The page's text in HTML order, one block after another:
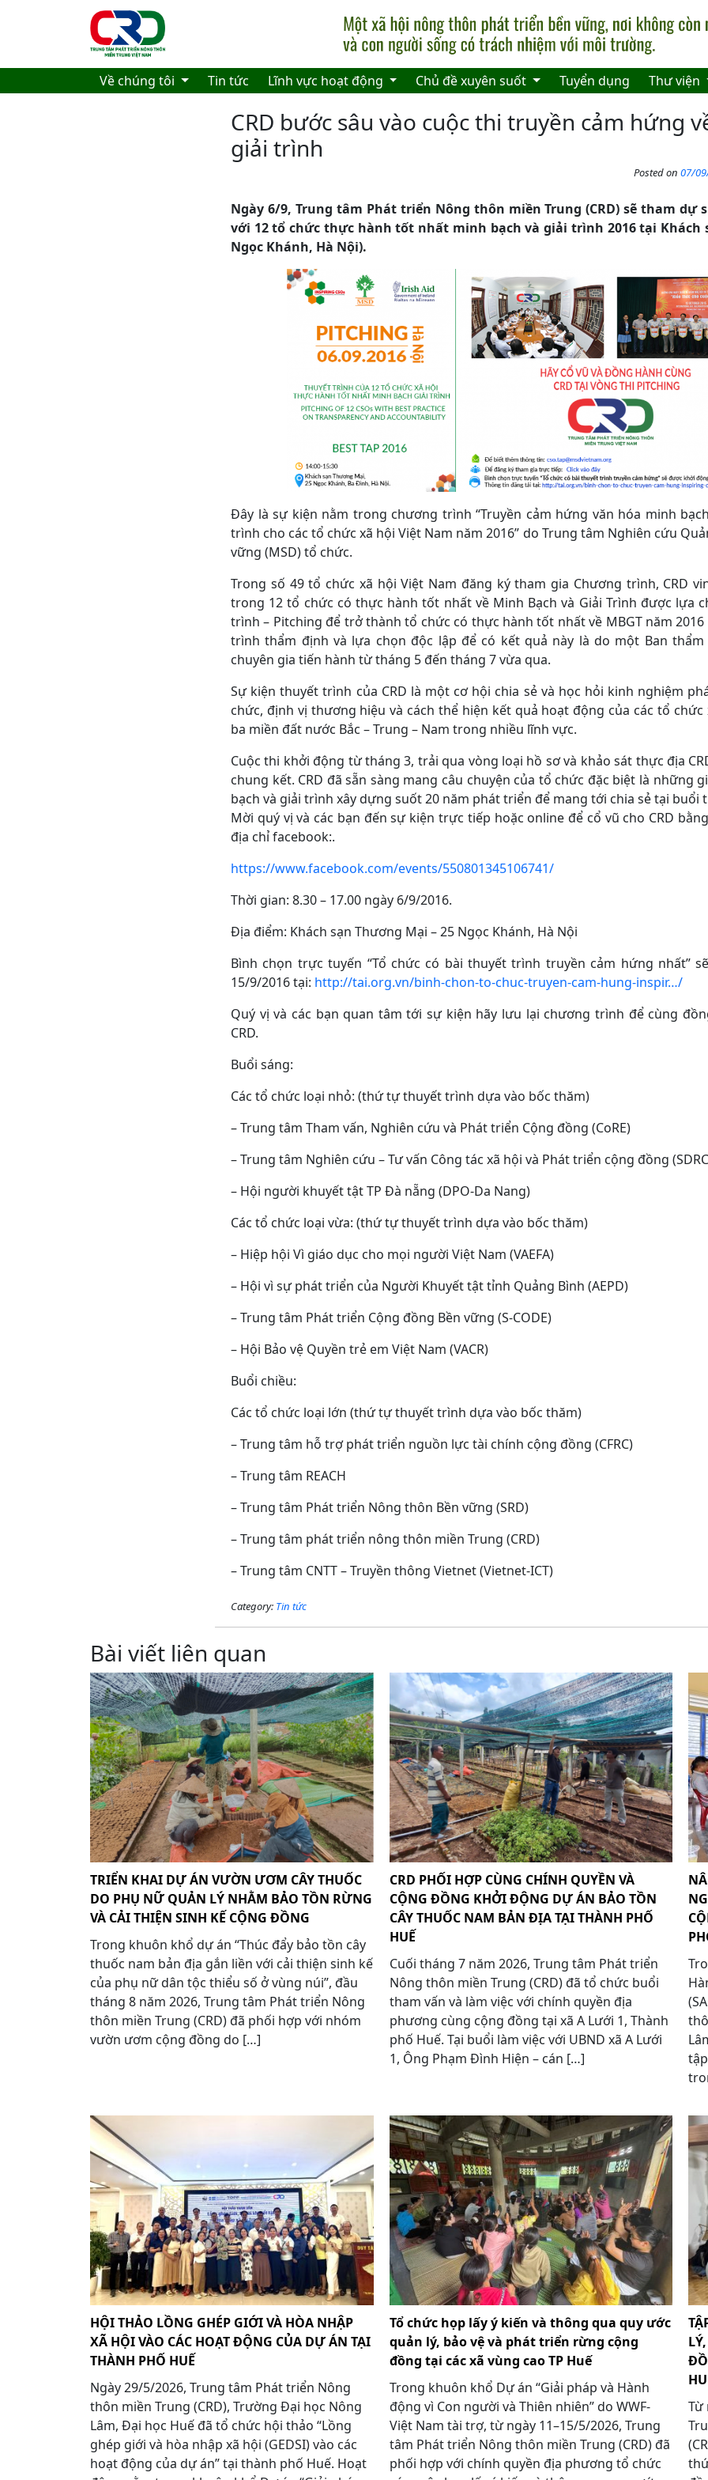
Skip to main content
Về chúng tôi Tin tức Lĩnh vực hoạt động Chủ đề xuyên suốt Tuyển dụng Thư viện
CRD bước sâu vào cuộc thi truyền cảm hứng
giải trình
Posted on 07/
Ngày 6/9, Trung tâm Phát triển Nông thôn miền Trung (CRD) sẽ tham
với 12 tổ chức thực hành tốt nhất minh bạch và giải trình 2016 tại Khách
Ngọc Khánh, Hà Nội).
Đây là sự kiện nằm trong chương trình “Truyền cảm hứng văn hóa minh
trình cho các tổ chức xã hội Việt Nam năm 2016” do Trung tâm Nghiên cứu
vững (MSD) tổ chức.
Trong số 49 tổ chức xã hội Việt Nam đăng ký tham gia Chương trình, CRD
trong 12 tổ chức có thực hành tốt nhất về Minh Bạch và Giải Trình được lựa
trình – Pitching để trở thành tổ chức có thực hành tốt nhất về MBGT năm 2016
trình thẩm định và lựa chọn độc lập để có kết quả này là do một Ban
chuyên gia tiến hành từ tháng 5 đến tháng 7 vừa qua.
Sự kiện thuyết trình của CRD là một cơ hội chia sẻ và học hỏi kinh nghiệm
chức, định vị thương hiệu và cách thể hiện kết quả hoạt động của các tổ
ba miền đất nước Bắc – Trung – Nam trong nhiều lĩnh vực.
Cuộc thi khởi động từ tháng 3, trải qua vòng loại hồ sơ và khảo sát thực địa
chung kết. CRD đã sẵn sàng mang câu chuyện của tổ chức đặc biệt là những
bạch và giải trình xây dựng suốt 20 năm phát triển để mang tới chia sẻ tại buổi
Mời quý vị và các bạn đến sự kiện trực tiếp hoặc online để cổ vũ cho CRD
địa chỉ facebook:.
https://www.facebook.com/events/550801345106741/
Thời gian: 8.30 – 17.00 ngày 6/9/2016.
Địa điểm: Khách sạn Thương Mại – 25 Ngọc Khánh, Hà Nội
Bình chọn trực tuyến “Tổ chức có bài thuyết trình truyền cảm hứng nhất”
15/9/2016 tại: http://tai.org.vn/binh-chon-to-chuc-truyen-cam-hung-inspir…/
Quý vị và các bạn quan tâm tới sự kiện hãy lưu lại chương trình để cùng
CRD.
Buổi sáng:
Các tổ chức loại nhỏ: (thứ tự thuyết trình dựa vào bốc thăm)
– Trung tâm Tham vấn, Nghiên cứu và Phát triển Cộng đồng (CoRE)
– Trung tâm Nghiên cứu – Tư vấn Công tác xã hội và Phát triển cộng đồng
– Hội người khuyết tật TP Đà nẵng (DPO-Da Nang)
Các tổ chức loại vừa: (thứ tự thuyết trình dựa vào bốc thăm)
– Hiệp hội Vì giáo dục cho mọi người Việt Nam (VAEFA)
– Hội vì sự phát triển của Người Khuyết tật tỉnh Quảng Bình (AEPD)
– Trung tâm Phát triển Cộng đồng Bền vững (S-CODE)
– Hội Bảo vệ Quyền trẻ em Việt Nam (VACR)
Buổi chiều:
Các tổ chức loại lớn (thứ tự thuyết trình dựa vào bốc thăm)
– Trung tâm hỗ trợ phát triển nguồn lực tài chính cộng đồng (CFRC)
– Trung tâm REACH
– Trung tâm Phát triển Nông thôn Bền vững (SRD)
– Trung tâm phát triển nông thôn miền Trung (CRD)
– Trung tâm CNTT – Truyền thông Vietnet (Vietnet-ICT)
Category: Tin tức
Bài viết liên quan
TRIỂN KHAI DỰ ÁN VƯỜN ƯƠM CÂY THUỐC
DO PHỤ NỮ QUẢN LÝ NHẰM BẢO TỒN RỪNG
VÀ CẢI THIỆN SINH KẾ CỘNG ĐỒNG
Trong khuôn khổ dự án “Thúc đẩy bảo tồn cây
thuốc nam bản địa gắn liền với cải thiện sinh kế
của phụ nữ dân tộc thiểu số ở vùng núi”, đầu
tháng 8 năm 2026, Trung tâm Phát triển Nông
thôn miền Trung (CRD) đã phối hợp với nhóm
vườn ươm cộng đồng do […]
CRD PHỐI HỢP CÙNG CHÍNH QUYỀN VÀ
CỘNG ĐỒNG KHỞI ĐỘNG DỰ ÁN BẢO TỒN
CÂY THUỐC NAM BẢN ĐỊA TẠI THÀNH PHỐ
HUẾ
Cuối tháng 7 năm 2026, Trung tâm Phát triển
Nông thôn miền Trung (CRD) đã tổ chức buổi
tham vấn và làm việc với chính quyền địa
phương cùng cộng đồng tại xã A Lưới 1, Thành
phố Huế. Tại buổi làm việc với UBND xã A Lưới
1, Ông Phạm Đình Hiện – cán […]
HỘI THẢO LỒNG GHÉP GIỚI VÀ HÒA NHẬP
XÃ HỘI VÀO CÁC HOẠT ĐỘNG CỦA DỰ ÁN TẠI
THÀNH PHỐ HUẾ
Ngày 29/5/2026, Trung tâm Phát triển Nông
thôn miền Trung (CRD), Trường Đại học Nông
Lâm, Đại học Huế đã tổ chức hội thảo “Lồng
ghép giới và hòa nhập xã hội (GEDSI) vào các
hoạt động của dự án” tại thành phố Huế. Hoạt
Tổ chức họp lấy ý kiến và thông qua quy ước
quản lý, bảo vệ và phát triển rừng cộng
đồng tại các xã vùng cao TP Huế
Trong khuôn khổ Dự án “Giải pháp và Hành
động vì Con người và Thiên nhiên” do WWF-
Việt Nam tài trợ, từ ngày 11–15/5/2026, Trung
tâm Phát triển Nông thôn miền Trung (CRD) đã
phối hợp với chính quyền địa phương tổ chức
Từ